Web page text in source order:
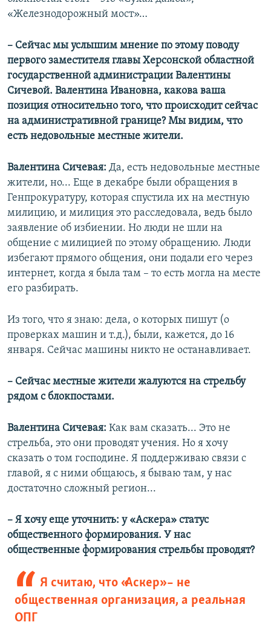
«Железнодорожный мост»…
– Сейчас мы услышим мнение по этому поводу
первого заместителя главы Херсонской областной
государственной администрации Валентины
Сичевой. Валентина Ивановна, какова ваша
позиция относительно того, что происходит сейчас
на административной границе? Мы видим, что
есть недовольные местные жители.
Валентина Сичевая: Да, есть недовольные местные
жители, но... Еще в декабре были обращения в
Генпрокуратуру, которая спустила их на местную
милицию, и милиция это расследовала, ведь было
заявление об избиении. Но люди не шли на
общение с милицией по этому обращению. Люди
избегают прямого общения, они подали его через
интернет, когда я была там – то есть могла на месте
его разбирать.
Из того, что я знаю: дела, о которых пишут (о
проверках машин и т.д.), были, кажется, до 16
января. Сейчас машины никто не останавливает.
– Сейчас местные жители жалуются на стрельбу
рядом с блокпостами.
Валентина Сичевая: Как вам сказать... Это не
стрельба, это они проводят учения. Но я хочу
сказать о том господине. Я поддерживаю связи с
главой, я с ними общаюсь, я бываю там, у нас
достаточно сложный регион...
– Я хочу еще уточнить: у «Аскера» статус
общественного формирования. У нас
общественные формирования стрельбы проводят?
Я считаю, что «Аскер» – не
общественная организация, а реальная
ОПГ